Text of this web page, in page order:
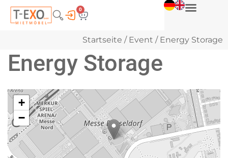
0
Startseite / Event / Energy Storage
Energy Storage
+
−